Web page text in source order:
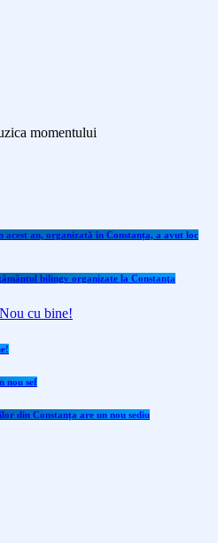
momentului
acest an, organizată în Constanța, a avut loc
bilingv organizate la Constanţa
nou sef
din Constanța are un nou sediu